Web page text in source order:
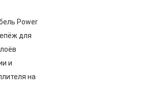
Power
для
и
на